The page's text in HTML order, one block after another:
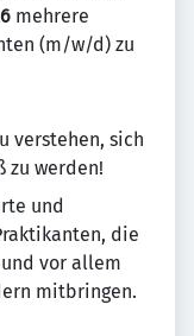
mehrere
(m/w/d) zu
verstehen, sich
zu werden!
und
die
vor allem
mitbringen.